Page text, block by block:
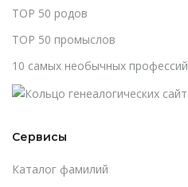
TOP 50 родов
TOP 50 промыслов
10 самых необычных профессий
Сервисы
Каталог фамилий